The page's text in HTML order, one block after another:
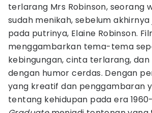
terlarang Mrs Robinson, seorang
sudah menikah, sebelum
pada putrinya, Elaine Robinson.
menggambarkan tema-tema
kebingungan, cinta terlarang,
dengan humor cerdas. Dengan
yang kreatif dan penggambaran
tentang kehidupan pada era